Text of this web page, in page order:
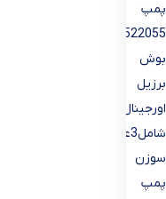
پمپ
1418522055
بوش
برزیل
اورجینال
شامل3عدد
سوزن
پمپ